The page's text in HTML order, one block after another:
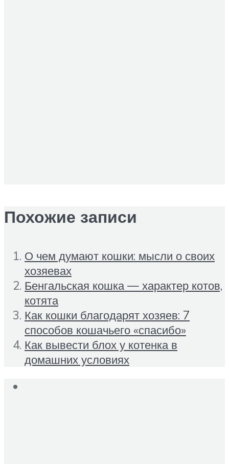
Похожие записи
О чем думают кошки: мысли о своих
хозяевах
Бенгальская кошка — характер котов,
котята
Как кошки благодарят хозяев: 7
способов кошачьего «спасибо»
Как вывести блох у котенка в
домашних условиях